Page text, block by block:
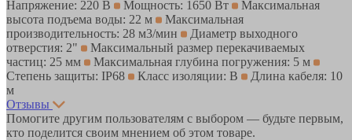
Напряжение: 220 В
Мощность: 1650 Вт
Максимальная
высота подъема воды: 22 м
Максимальная
производительность: 28 м3/мин
Диаметр выходного
отверстия: 2"
Максимальный размер перекачиваемых
частиц: 25 мм
Максимальная глубина погружения: 5 м
Степень защиты: IP68
Класс изоляции: B
Длина кабеля: 10
м
Отзывы
Помогите другим пользователям с выбором — будьте первым,
кто поделится своим мнением об этом товаре.